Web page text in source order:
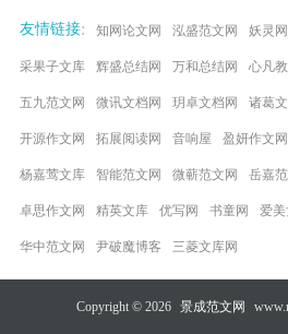
友情链接: 知网论文网 泓盛范文网 妖灵网
采果子文库 辉盛总结网 万和总结网 心凡
五九范文网 微讯文档网 玥卓文档网 诸葛
开源作文网 拓展阅读网 音响屋 盈妍作文网
杨嘉莺文库 智能范文网 微蕲范文网 岳嘉
卓思作文网 精英文库 优写网 书童网 爱美
华中范文网 尹破魔博客 三菱文库网
Copyright © 2026 景成范文网